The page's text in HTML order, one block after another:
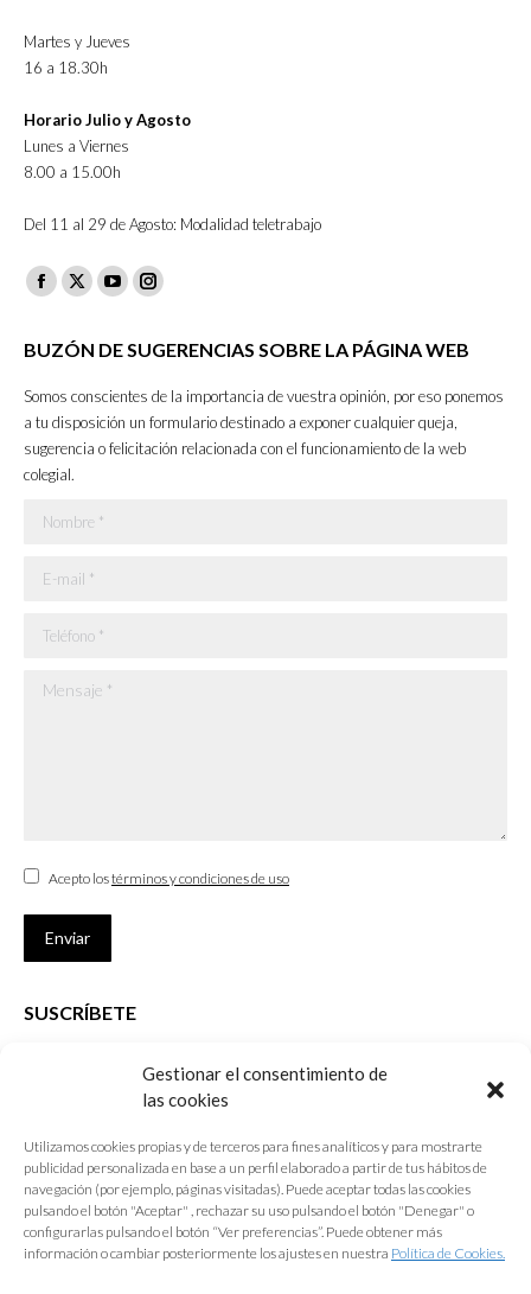
Gestionar el consentimiento de
las cookies
Utilizamos cookies propias y de terceros para fines analíticos y para mostrarte
publicidad personalizada en base a un perfil elaborado a partir de tus hábitos de
navegación (por ejemplo, páginas visitadas). Puede aceptar todas las cookies
pulsando el botón "Aceptar" , rechazar su uso pulsando el botón "Denegar" o
configurarlas pulsando el botón “Ver preferencias”. Puede obtener más
información o cambiar posteriormente los ajustes en nuestra Política de Cookies.
Martes y Jueves
16 a 18.30h
Horario Julio y Agosto
Lunes a Viernes
8.00 a 15.00h
Del 11 al 29 de Agosto: Modalidad teletrabajo
Facebook
opens
new
window
X
opens
new
window
YouTube
opens
new
window
Instagram
opens
in
new
window
BUZÓN DE SUGERENCIAS SOBRE LA PÁGINA WEB
Somos conscientes de la importancia de vuestra opinión, por eso ponemos
a tu disposición un formulario destinado a exponer cualquier queja,
sugerencia o felicitación relacionada con el funcionamiento de la web
colegial.
Nombre *
E-mail *
Teléfono *
Mensaje *
Acepto lostérminos y condiciones de uso
Enviar
SUSCRÍBETE
que desarrolla el Colegio de Arquitectos de Cádiz
E-mail *
Acepto lostérminos y condiciones de uso